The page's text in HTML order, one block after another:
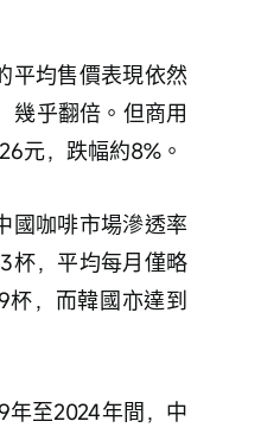
平均售價表現依然
幾乎翻倍。但商用
元，跌幅約8%。
國咖啡市場滲透率
杯，平均每月僅略
杯，而韓國亦達到
年至2024年間，中